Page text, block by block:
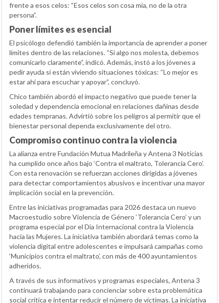
frente a esos celos: “Esos celos son cosa mía, no de la otra
persona”.
Poner límites es esencial
El psicólogo defendió también la importancia de aprender a poner
límites dentro de las relaciones. “Si algo nos molesta, debemos
comunicarlo claramente”, indicó. Además, instó a los jóvenes a
pedir ayuda si están viviendo situaciones tóxicas: “Lo mejor es
estar ahí para escuchar y apoyar”, concluyó.
Chico también abordó el impacto negativo que puede tener la
soledad y dependencia emocional en relaciones dañinas desde
edades tempranas. Advirtió sobre los peligros al permitir que el
bienestar personal dependa exclusivamente del otro.
Compromiso continuo contra la violencia
La alianza entre Fundación Mutua Madrileña y Antena 3 Noticias
ha cumplido once años bajo ‘Contra el maltrato, Tolerancia Cero’.
Con esta renovación se refuerzan acciones dirigidas a jóvenes
para detectar comportamientos abusivos e incentivar una mayor
implicación social en la prevención.
Entre las iniciativas programadas para 2026 destaca un nuevo
Macroestudio sobre Violencia de Género ‘Tolerancia Cero’ y un
programa especial por el Día Internacional contra la Violencia
hacia las Mujeres. La iniciativa también abordará temas como la
violencia digital entre adolescentes e impulsará campañas como
‘Municipios contra el maltrato’, con más de 400 ayuntamientos
adheridos.
A través de sus informativos y programas especiales, Antena 3
continuará trabajando para concienciar sobre esta problemática
social crítica e intentar reducir el número de víctimas. La iniciativa